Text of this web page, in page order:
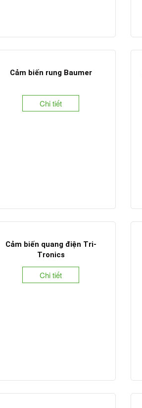
Cảm biến rung Baumer
Chi tiết
Cảm biến quang điện Tri-
Tronics
Chi tiết